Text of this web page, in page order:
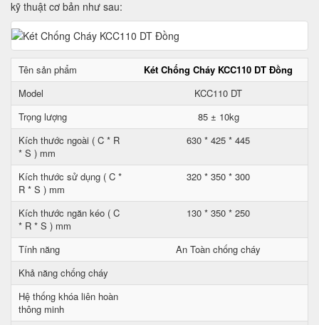
kỹ thuật cơ bản như sau:
Tên sản phẩm
Két Chống Cháy KCC110 DT Đồng
Model
KCC110 DT
Trọng lượng
85 ± 10kg
Kích thước ngoài ( C * R
* S ) mm
630 * 425 * 445
Kích thước sử dụng ( C *
R * S ) mm
320 * 350 * 300
Kích thước ngăn kéo ( C
* R * S ) mm
130 * 350 * 250
Tính năng
An Toàn chống cháy
Khả năng chống cháy
Hệ thống khóa liên hoàn
thông minh